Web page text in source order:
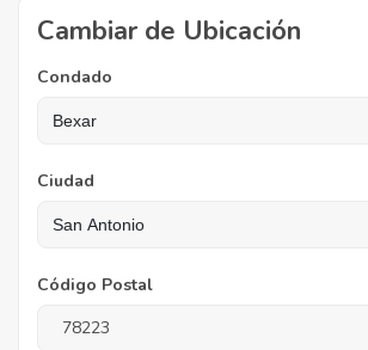
Cambiar de Ubicación
Condado
Ciudad
Código Postal